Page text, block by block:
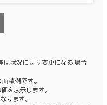
は状況により変更になる場合
積例です。
を表示します。
ります。